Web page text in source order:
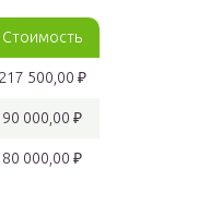
Стоимость
217 500,00 ₽
90 000,00 ₽
80 000,00 ₽